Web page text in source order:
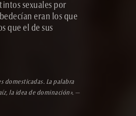
sexuales por
eran los que
que el de sus
domesticadas. La palabra
la idea de dominación». —